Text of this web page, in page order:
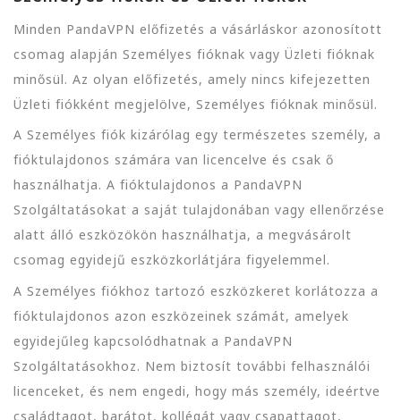
Minden PandaVPN előfizetés a vásárláskor azonosított
csomag alapján Személyes fióknak vagy Üzleti fióknak
minősül. Az olyan előfizetés, amely nincs kifejezetten
Üzleti fiókként megjelölve, Személyes fióknak minősül.
A Személyes fiók kizárólag egy természetes személy, a
fióktulajdonos számára van licencelve és csak ő
használhatja. A fióktulajdonos a PandaVPN
Szolgáltatásokat a saját tulajdonában vagy ellenőrzése
alatt álló eszközökön használhatja, a megvásárolt
csomag egyidejű eszközkorlátjára figyelemmel.
A Személyes fiókhoz tartozó eszközkeret korlátozza a
fióktulajdonos azon eszközeinek számát, amelyek
egyidejűleg kapcsolódhatnak a PandaVPN
Szolgáltatásokhoz. Nem biztosít további felhasználói
licenceket, és nem engedi, hogy más személy, ideértve
családtagot, barátot, kollégát vagy csapattagot,